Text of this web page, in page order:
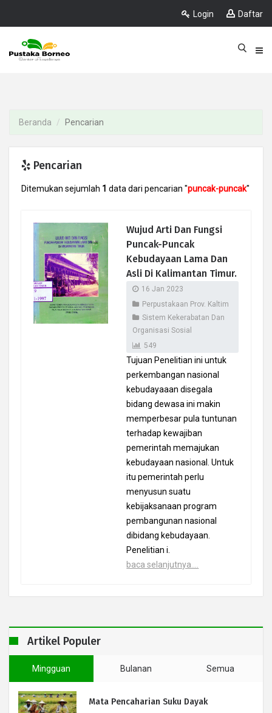
Login Daftar
Beranda Pencarian
Pencarian
Ditemukan sejumlah 1 data dari pencarian "puncak-puncak"
Wujud Arti Dan Fungsi
Puncak-Puncak
Kebudayaan Lama Dan
Asli Di Kalimantan Timur.
16 Jan 2023
Perpustakaan Prov. Kaltim
Sistem Kekerabatan Dan
Organisasi Sosial
549
Tujuan Penelitian ini untuk
perkembangan nasional
kebudayaaan disegala
bidang dewasa ini makin
memperbesar pula tuntunan
terhadap kewajiban
pemerintah memajukan
kebudayaan nasional. Untuk
itu pemerintah perlu
menyusun suatu
kebijaksanaan program
pembangunan nasional
dibidang kebudayaan.
Penelitian i.
baca selanjutnya....
Artikel Populer
Mingguan Bulanan Semua
Mata Pencaharian Suku Dayak